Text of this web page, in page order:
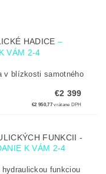
HADICE –
VÁM 2-4
v blízkosti samotného
€2 399
€2 950,77vrátane DPH
FUNKCII -
K VÁM 2-4
funkciou